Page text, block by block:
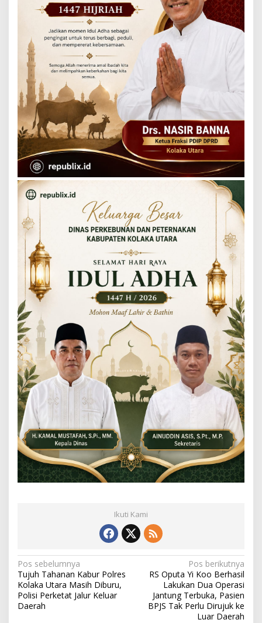
Ikuti Kami
N
a
v
Pos sebelumnya
Tujuh Tahanan Kabur Polres
Kolaka Utara Masih Diburu,
Polisi Perketat Jalur Keluar
Daerah
Pos berikutnya
RS Oputa Yi Koo Berhasil
Lakukan Dua Operasi
Jantung Terbuka, Pasien
BPJS Tak Perlu Dirujuk ke
Luar Daerah